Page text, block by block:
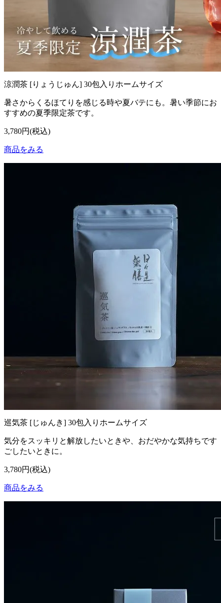
涼潤茶 [りょうじゅん] 30包入りホームサイズ
暑さからくるほてりを感じる時や夏バテにも。暑い季節にお
すすめの夏季限定茶です。
3,780円(税込)
商品をみる
巡気茶 [じゅんき] 30包入りホームサイズ
気分をスッキリと解放したいときや、おだやかな気持ちです
ごしたいときに。
3,780円(税込)
商品をみる